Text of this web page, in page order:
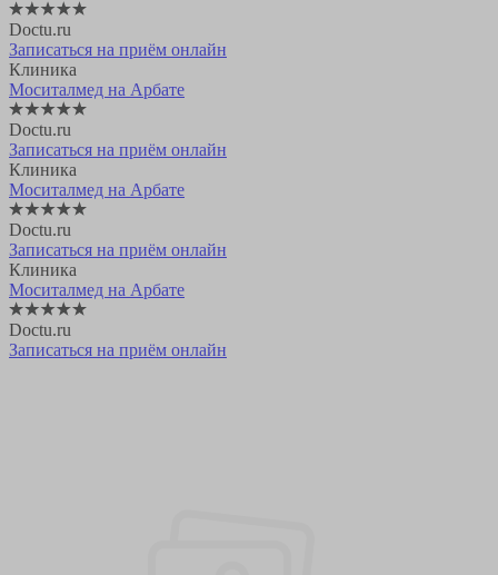
Doctu.ru
Записаться на приём онлайн
Клиника
Моситалмед на Арбате
Doctu.ru
Записаться на приём онлайн
Клиника
Моситалмед на Арбате
Doctu.ru
Записаться на приём онлайн
Клиника
Моситалмед на Арбате
Doctu.ru
Записаться на приём онлайн